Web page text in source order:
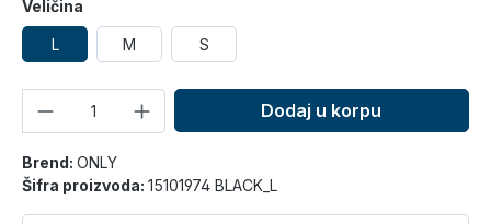
Veličina
L M S
Dodaj u korpu
Brend: ONLY
Šifra proizvoda: 15101974 BLACK_L